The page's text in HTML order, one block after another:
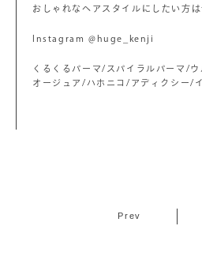
おしゃれなヘアスタイルにしたい方
Instagram @huge_kenji
くるくるパーマ/スパイラルパーマ/ウ
オージュア/ハホニコ/アディクシー/
Prev